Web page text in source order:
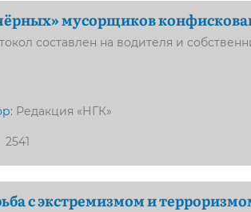
мусорщиков
составлен на водителя и
Редакция «НГК»
2541
с экстремизмом и